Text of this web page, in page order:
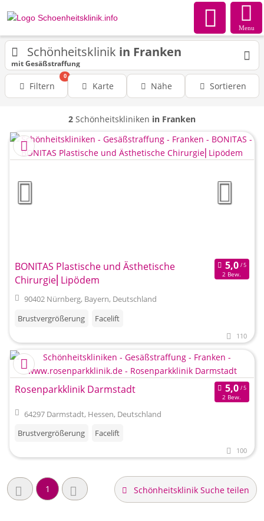
Menu
Schönheitsklinik in Franken
mit Gesäßstraffung
Filtern
0
Karte Nähe Sortieren
2 Schönheitskliniken in Franken
BONITAS Plastische und Ästhetische
Chirurgie⎜Lipödem
2 Bew.
90402 Nürnberg, Bayern, Deutschland
Brustvergrößerung
Facelift
110
Rosenparkklinik Darmstadt
2 Bew.
64297 Darmstadt, Hessen, Deutschland
Brustvergrößerung
Facelift
100
1 Schönheitsklinik Suche teilen